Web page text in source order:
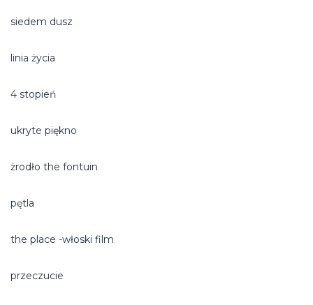
siedem dusz
linia życia
4 stopień
ukryte piękno
żrodło the fontuin
pętla
the place -włoski film
przeczucie